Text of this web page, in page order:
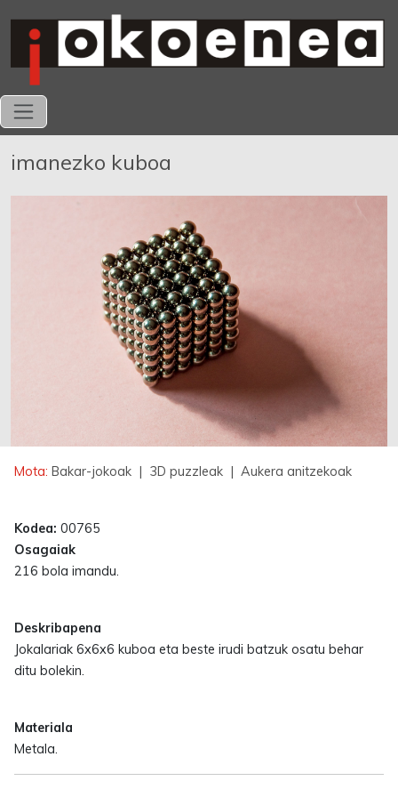
imanezko kuboa
Mota: Bakar-jokoak | 3D puzzleak | Aukera anitzekoak
Kodea: 00765
Osagaiak
216 bola imandu.
Deskribapena
Jokalariak 6x6x6 kuboa eta beste irudi batzuk osatu behar
ditu bolekin.
Materiala
Metala.